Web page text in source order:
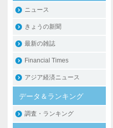
ニュース
きょうの新聞
最新の雑誌
Financial Times
アジア経済ニュース
データ＆ランキング
調査・ランキング